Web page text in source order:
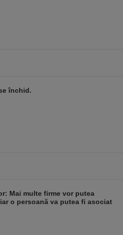
închid.
Mai multe firme vor putea
o persoană va putea fi asociat